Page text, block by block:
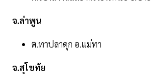
จ.ลำพูน
ต.ทาปลาดุก อ.แม่ทา
จ.สุโขทัย